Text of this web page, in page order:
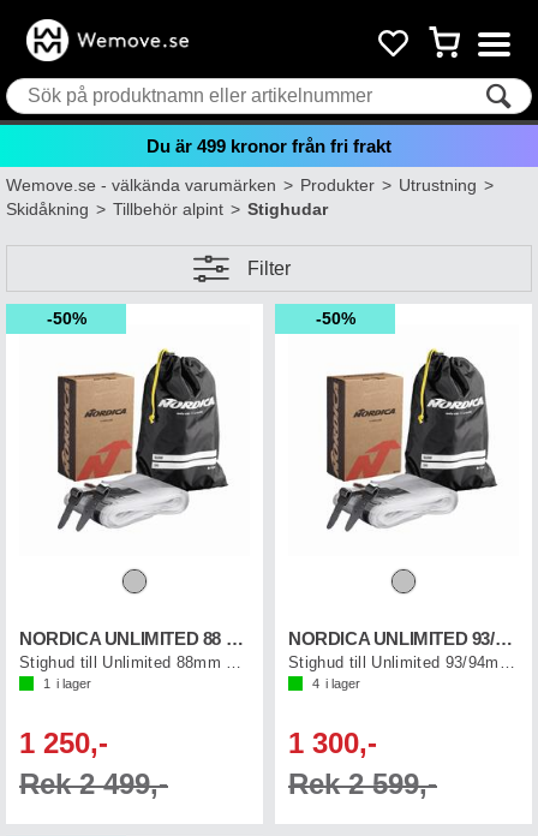
Du är 499 kronor från fri frakt
Wemove.se - välkända varumärken>Produkter>Utrustning>
Skidåkning>Tillbehör alpint>Stighudar
Filter
50%
NORDICA UNLIMITED 88 SKIN
1 i lager
1 250,-
Rek 2 499,-
50%
NORDICA UNLIMITED 93/94 SKIN
4 i lager
1 300,-
Rek 2 599,-